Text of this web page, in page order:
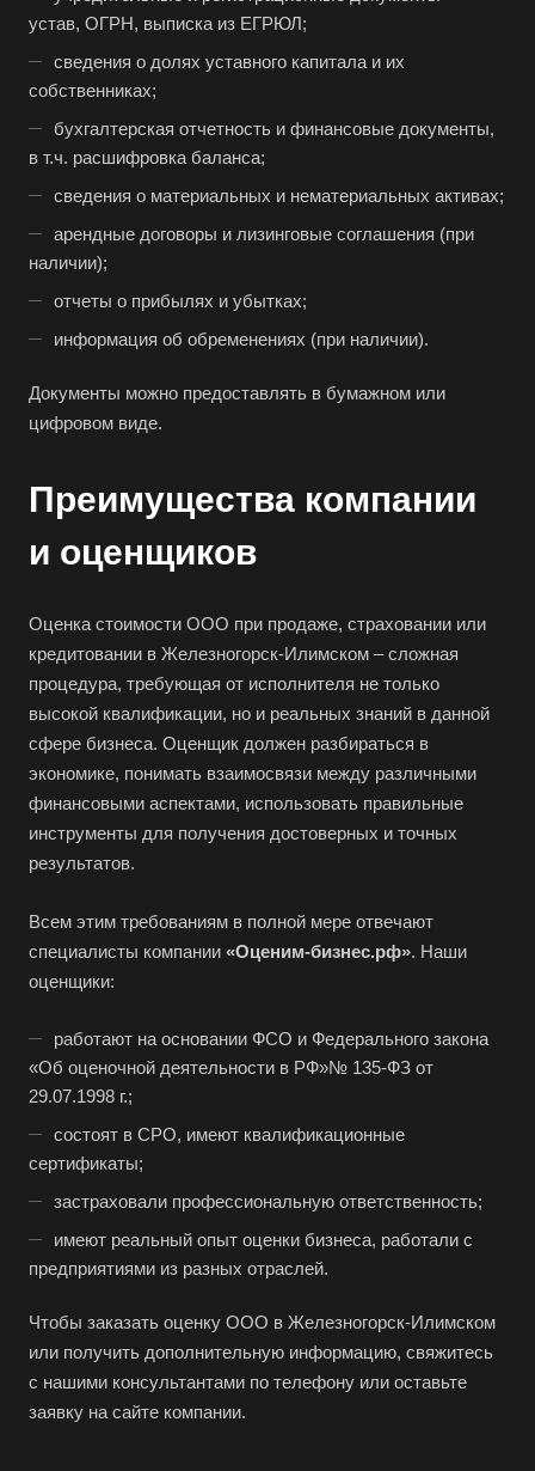
устав, ОГРН, выписка из ЕГРЮЛ;
сведения о долях уставного капитала и их
собственниках;
бухгалтерская отчетность и финансовые документы,
в т.ч. расшифровка баланса;
сведения о материальных и нематериальных активах;
арендные договоры и лизинговые соглашения (при
наличии);
отчеты о прибылях и убытках;
информация об обременениях (при наличии).
Документы можно предоставлять в бумажном или
цифровом виде.
Преимущества компании
и оценщиков
Оценка стоимости ООО при продаже, страховании или
кредитовании в Железногорск-Илимском – сложная
процедура, требующая от исполнителя не только
высокой квалификации, но и реальных знаний в данной
сфере бизнеса. Оценщик должен разбираться в
экономике, понимать взаимосвязи между различными
финансовыми аспектами, использовать правильные
инструменты для получения достоверных и точных
результатов.
Всем этим требованиям в полной мере отвечают
специалисты компании «Оценим-бизнес.рф». Наши
оценщики:
работают на основании ФСО и Федерального закона
«Об оценочной деятельности в РФ»№ 135-ФЗ от
29.07.1998 г.;
состоят в СРО, имеют квалификационные
сертификаты;
застраховали профессиональную ответственность;
имеют реальный опыт оценки бизнеса, работали с
предприятиями из разных отраслей.
Чтобы заказать оценку ООО в Железногорск-Илимском
или получить дополнительную информацию, свяжитесь
с нашими консультантами по телефону или оставьте
заявку на сайте компании.
Белебей
Белово
Бердск
Березники
Бийск
Бирск
Благовещенск
Богородицк
Большой Камень
Бор
Борзя
Боровичи
Братск
Бронницы
Брянск
Бугульма
Бугуруслан
Бузулук
Буй
Буйнакск
Бутурлиновка
Великий Устюг
Верещагино